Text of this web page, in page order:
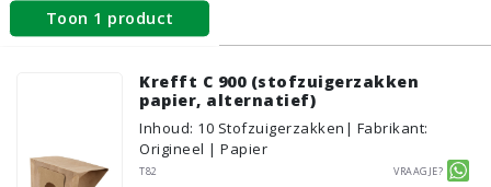
Toon 1 product
Stofzuigerzakken
Krefft C 900 (stofzuigerzakken
papier, alternatief)
Inhoud: 10 Stofzuigerzakken | Fabrikant:
Origineel | Papier
T82
Vraagje?